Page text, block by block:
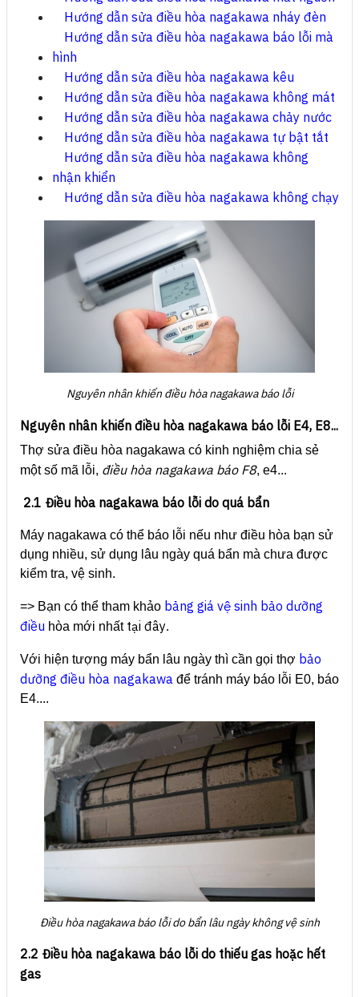
Hướng dẫn sửa điều hòa nagakawa nháy đèn
Hướng dẫn sửa điều hòa nagakawa báo lỗi mà
hình
Hướng dẫn sửa điều hòa nagakawa kêu
Hướng dẫn sửa điều hòa nagakawa không mát
Hướng dẫn sửa điều hòa nagakawa chảy nước
Hướng dẫn sửa điều hòa nagakawa tự bật tắt
Hướng dẫn sửa điều hòa nagakawa không
nhận khiển
Hướng dẫn sửa điều hòa nagakawa không chạy
Nguyên nhân khiến điều hòa nagakawa báo lỗi
Nguyên nhân khiến điều hòa nagakawa báo lỗi E4, E8...
Thợ sửa điều hòa nagakawa có kinh nghiệm chia sẻ
một số mã lỗi, điều hòa nagakawa báo F8, e4...
2.1 Điều hòa nagakawa báo lỗi do quá bẩn
Máy nagakawa có thể báo lỗi nếu như điều hòa bạn sử
dụng nhiều, sử dụng lâu ngày quá bẩn mà chưa được
kiểm tra, vệ sinh.
=> Bạn có thể tham khảo bảng giá vệ sinh bảo dưỡng
điều hòa mới nhất tại đây.
Với hiện tượng máy bẩn lâu ngày thì cần gọi thợ bảo
dưỡng điều hòa nagakawa để tránh máy báo lỗi E0, báo
E4....
Điều hòa nagakawa báo lỗi do bẩn lâu ngày không vệ sinh
2.2 Điều hòa nagakawa báo lỗi do thiếu gas hoặc hết
gas